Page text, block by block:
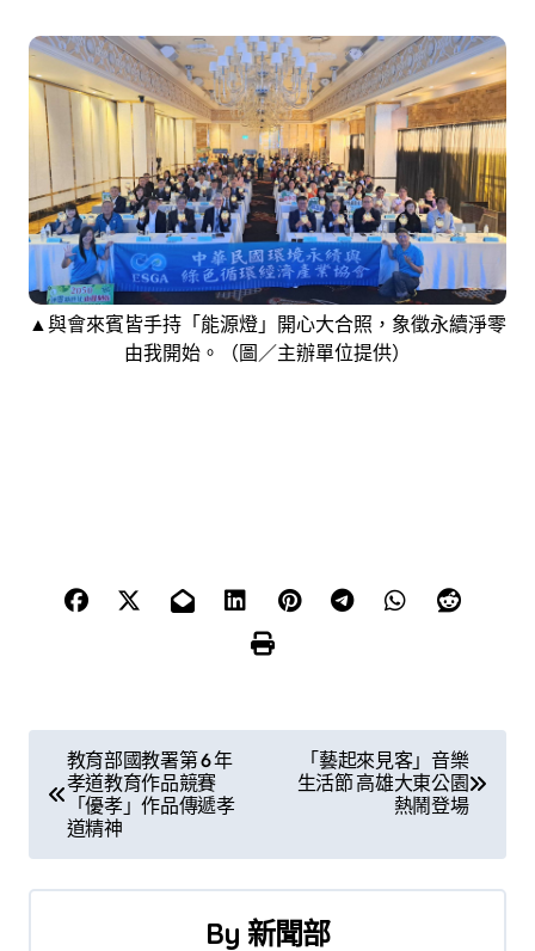
▲與會來賓皆手持「能源燈」開心大合照，象徵永續淨零
由我開始。（圖／主辦單位提供）
章
導
覽
教育部國教署第 6 年
孝道教育作品競賽
「優孝」作品傳遞孝
道精神
「藝起來見客」音樂
生活節 高雄大東公園
熱鬧登場
By 新聞部